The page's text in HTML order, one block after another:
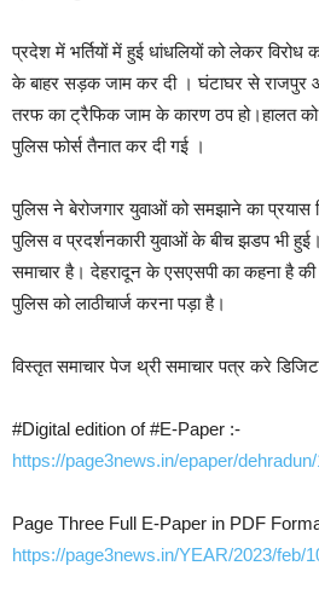
प्रदेश में भर्तियों में हुई धांधलियों को लेकर विरोध
के बाहर सड़क जाम कर दी । घंटाघर से राजपुर
तरफ का ट्रैफिक जाम के कारण ठप हो।हालत को
पुलिस फोर्स तैनात कर दी गई ।
पुलिस ने बेरोजगार युवाओं को समझाने का प्रयास
पुलिस व प्रदर्शनकारी युवाओं के बीच झडप भी
समाचार है। देहरादून के एसएसपी का कहना है
पुलिस को लाठीचार्ज करना पड़ा है।
विस्तृत समाचार पेज थ्री समाचार पत्र करे
#Digital edition of #E-Paper :-
https://page3news.in/epaper/
Page Three Full E-Paper in PDF
https://page3news.in/YEAR/2023/feb/